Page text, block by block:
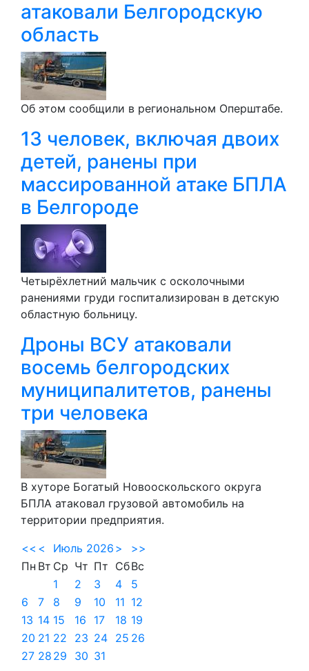
атаковали Белгородскую
область
Об этом сообщили в региональном Оперштабе.
13 человек, включая двоих
детей, ранены при
массированной атаке БПЛА
в Белгороде
Четырёхлетний мальчик с осколочными
ранениями груди госпитализирован в детскую
областную больницу.
Дроны ВСУ атаковали
восемь белгородских
муниципалитетов, ранены
три человека
В хуторе Богатый Новооскольского округа
БПЛА атаковал грузовой автомобиль на
территории предприятия.
<< < Июль 2026 >
>>
Пн Вт Ср Чт Пт СбВс
1
2 3 4
5
6
7 8 9 10 11 12
13 14 15 16 17 18 19
20 21 22 23 24 25 26
27 28 29 30 31